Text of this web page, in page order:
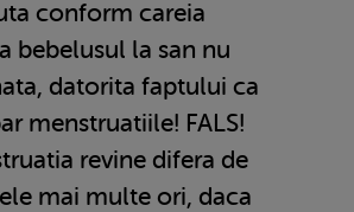
conform careia
bebelusul la san nu
datorita faptului ca
menstruatiile! FALS!
revine difera de
mai multe ori, daca